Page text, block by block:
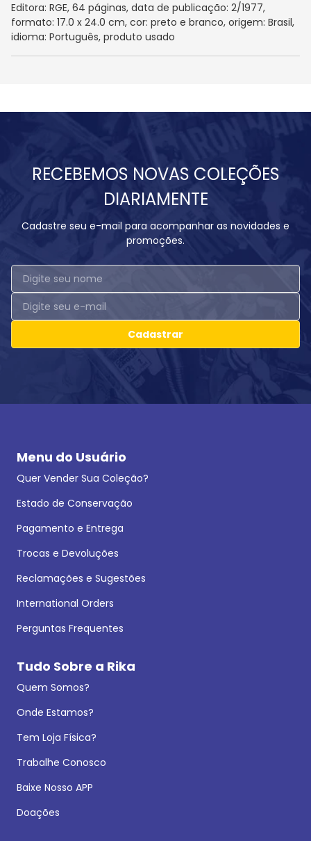
Editora: RGE, 64 páginas, data de publicação: 2/1977,
formato: 17.0 x 24.0 cm, cor: preto e branco, origem: Brasil,
idioma: Português, produto usado
RECEBEMOS NOVAS COLEÇÕES
DIARIAMENTE
Cadastre seu e-mail para acompanhar as novidades e
promoções.
Cadastrar
Menu do Usuário
Quer Vender Sua Coleção?
Estado de Conservação
Pagamento e Entrega
Trocas e Devoluções
Reclamações e Sugestões
International Orders
Perguntas Frequentes
Tudo Sobre a Rika
Quem Somos?
Onde Estamos?
Tem Loja Física?
Trabalhe Conosco
Baixe Nosso APP
Doações